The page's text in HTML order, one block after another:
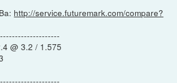
http://service.futuremark.com/compare?
@ 3.2 / 1.575